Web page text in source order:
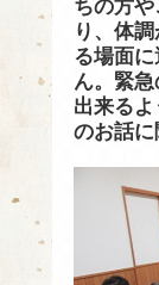
ちの方
り、体
る場面
ん。緊
出来る
のお話に